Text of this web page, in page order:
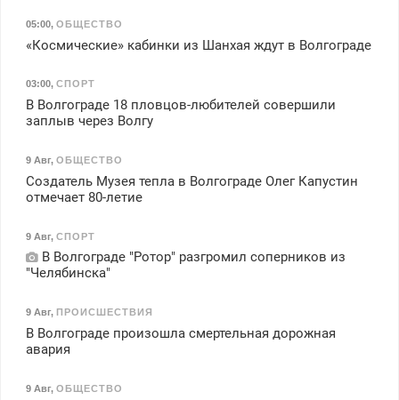
05:00, ОБЩЕСТВО
«Космические» кабинки из Шанхая ждут в Волгограде
03:00, СПОРТ
В Волгограде 18 пловцов-любителей совершили
заплыв через Волгу
9 Авг, ОБЩЕСТВО
Создатель Музея тепла в Волгограде Олег Капустин
отмечает 80-летие
9 Авг, СПОРТ
В Волгограде "Ротор" разгромил соперников из
"Челябинска"
9 Авг, ПРОИСШЕСТВИЯ
В Волгограде произошла смертельная дорожная
авария
9 Авг, ОБЩЕСТВО